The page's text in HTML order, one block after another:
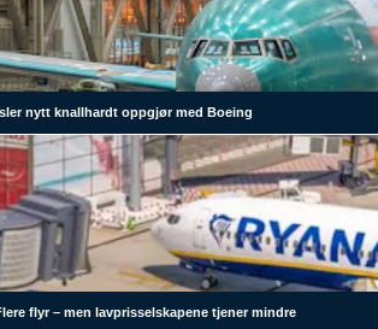
nytt knallhardt oppgjør med Boeing
flyr – men lavprisselskapene tjener mindre